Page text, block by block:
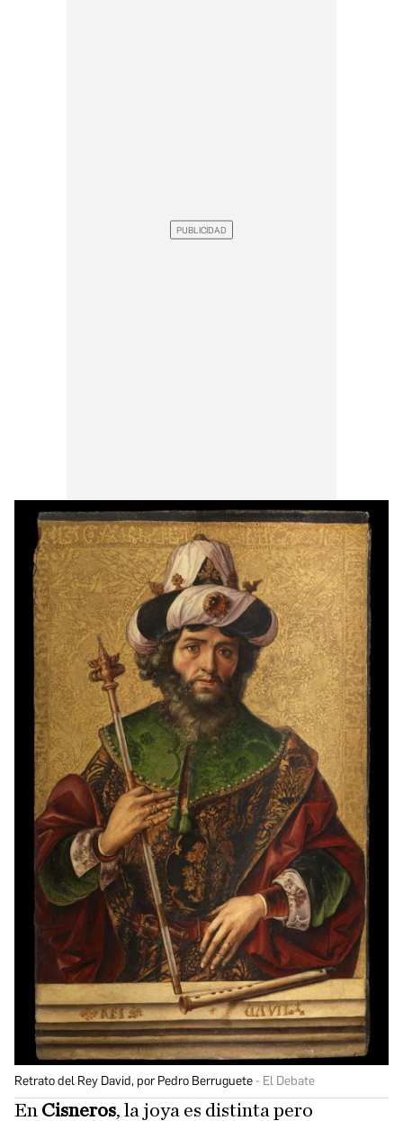
Retrato del Rey David, por Pedro Berruguete El Debate
En Cisneros, la joya es distinta pero